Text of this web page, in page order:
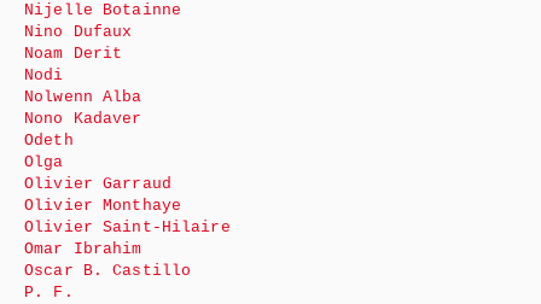
Nijelle Botainne
Nino Dufaux
Noam Derit
Nodi
Nolwenn Alba
Nono Kadaver
Odeth
Olga
Olivier Garraud
Olivier Monthaye
Olivier Saint-Hilaire
Omar Ibrahim
Oscar B. Castillo
P. F.